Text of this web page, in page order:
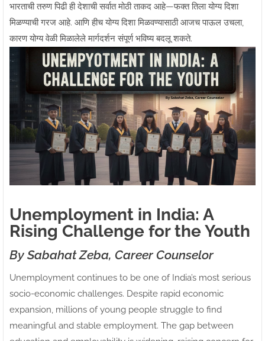
भारताची तरुण पिढी ही देशाची सर्वात मोठी ताकद आहे—फक्त तिला योग्य दिशा
मिळण्याची गरज आहे. आणि हीच योग्य दिशा मिळवण्यासाठी आजच पाऊल उचला,
कारण योग्य वेळी मिळालेले मार्गदर्शन संपूर्ण भविष्य बदलू शकते.
Unemployment in India: A
Rising Challenge for the Youth
By Sabahat Zeba, Career Counselor
Unemployment continues to be one of India’s most serious
socio-economic challenges. Despite rapid economic
expansion, millions of young people struggle to find
meaningful and stable employment. The gap between